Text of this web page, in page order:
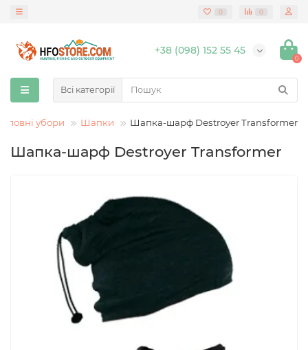
0 0
+38 (098) 152 55 45
0
Всі категорії
убори Шапки Шапка-шарф Destroyer Transformer
Шапка-шарф Destroyer Transformer